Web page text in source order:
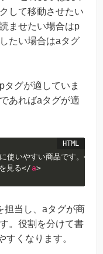
して移動させたい
ませたい場合はp
たい場合はaタグ
タグが適していま
あればaタグが適
使いやすい商品です。</
見る</ a>
担当し、aタグが商
。役割を分けて書
すくなります。